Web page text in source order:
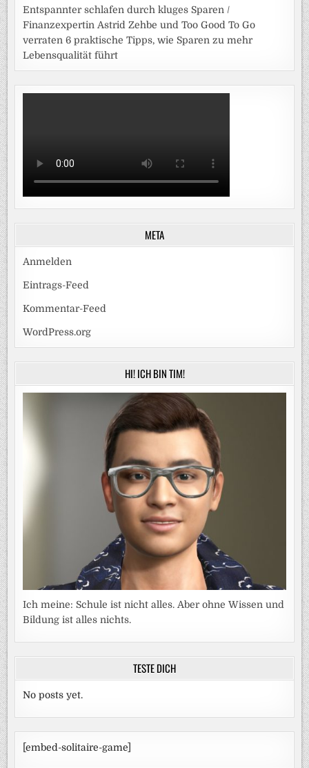
Entspannter schlafen durch kluges Sparen /
Finanzexpertin Astrid Zehbe und Too Good To Go
verraten 6 praktische Tipps, wie Sparen zu mehr
Lebensqualität führt
META
Anmelden
Eintrags-Feed
Kommentar-Feed
WordPress.org
HI! ICH BIN TIM!
Ich meine: Schule ist nicht alles. Aber ohne Wissen und
Bildung ist alles nichts.
TESTE DICH
No posts yet.
[embed-solitaire-game]